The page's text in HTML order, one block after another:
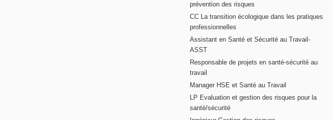
prévention des risques
CC La transition écologique dans les pratiques
professionnelles
Assistant en Santé et Sécurité au Travail-
ASST
Responsable de projets en santé-sécurité au
travail
Manager HSE et Santé au Travail
LP Evaluation et gestion des risques pour la
santé/sécurité